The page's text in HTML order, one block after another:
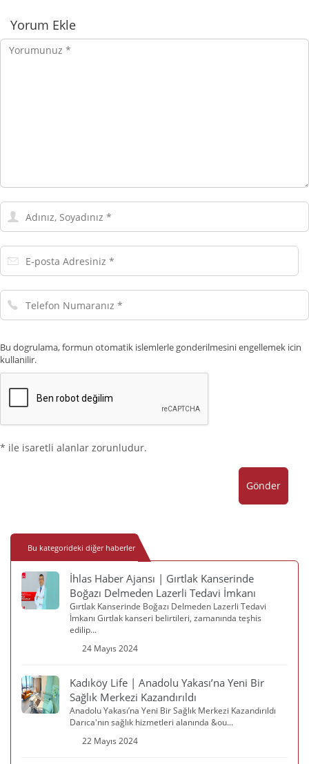
Yorumlar
Yorum Ekle
Yorumunuz
Adınız,
Soyadınız
E-
posta
Telefon
Numaranız
Bu dogrulama, formun otomatik islemlerle gonderilmesini engellemek icin
kullanilir.
* ile isaretli alanlar zorunludur.
Gönder
Bu kategorideki diğer haberler
İhlas Haber Ajansı | Gırtlak Kanserinde
Boğazı Delmeden Lazerli Tedavi İmkanı
Gırtlak Kanserinde Boğazı Delmeden Lazerli Tedavi
İmkanı Gırtlak kanseri belirtileri, zamanında teşhis
edilip...
24 Mayıs 2024
Kadıköy Life | Anadolu Yakası’na Yeni Bir
Sağlık Merkezi Kazandırıldı
Anadolu Yakası’na Yeni Bir Sağlık Merkezi Kazandırıldı
Darıca'nın sağlık hizmetleri alanında &ou...
22 Mayıs 2024